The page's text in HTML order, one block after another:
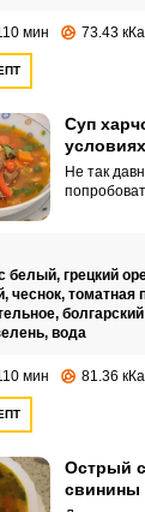
мин 73.43
Суп
Не так
супа,
домашних
белый, грецкий
чеснок, томатная
вода
мин 81.36
Острый
свинины